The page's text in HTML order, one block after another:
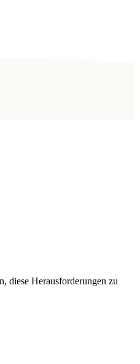
diese Herausforderungen zu